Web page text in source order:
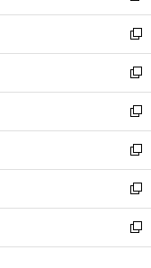
開
く
ウ
で
開
く
ン
ド
ウ
で
開
く
ウ
ィ
ン
ド
ウ
で
開
く
し
い
ウ
ィ
ン
ド
ウ
で
開
く
新
し
い
ウ
ィ
ン
ド
ウ
で
開
く
新
し
い
ウ
ィ
ン
ド
ウ
で
開
新
し
い
ウ
ィ
ン
ド
ウ
新
し
い
ウ
ィ
ン
新
し
い
ウ
新
し